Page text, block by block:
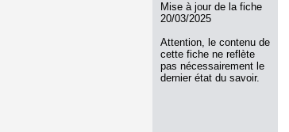
Mise à jour de la fiche
20/03/2025
Attention, le contenu de
cette fiche ne reflète
pas nécessairement le
dernier état du savoir.